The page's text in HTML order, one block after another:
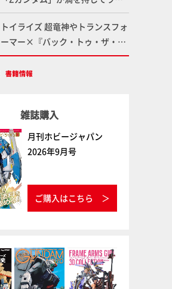
ンナップ！ウェイブライダーへの
変形、劇中どおりのプロポーショ
ンを再現【機動戦士Zガンダム】
トイライズ 超竜神やトランスフォ
ーマー×『バック・トゥ・ザ・フ
ューチャー』コラボアイテムな
ど、タカラトミーの注目アイテム
雑誌購入
月刊ホビージャパン
2026年9月号
ご購入はこちら